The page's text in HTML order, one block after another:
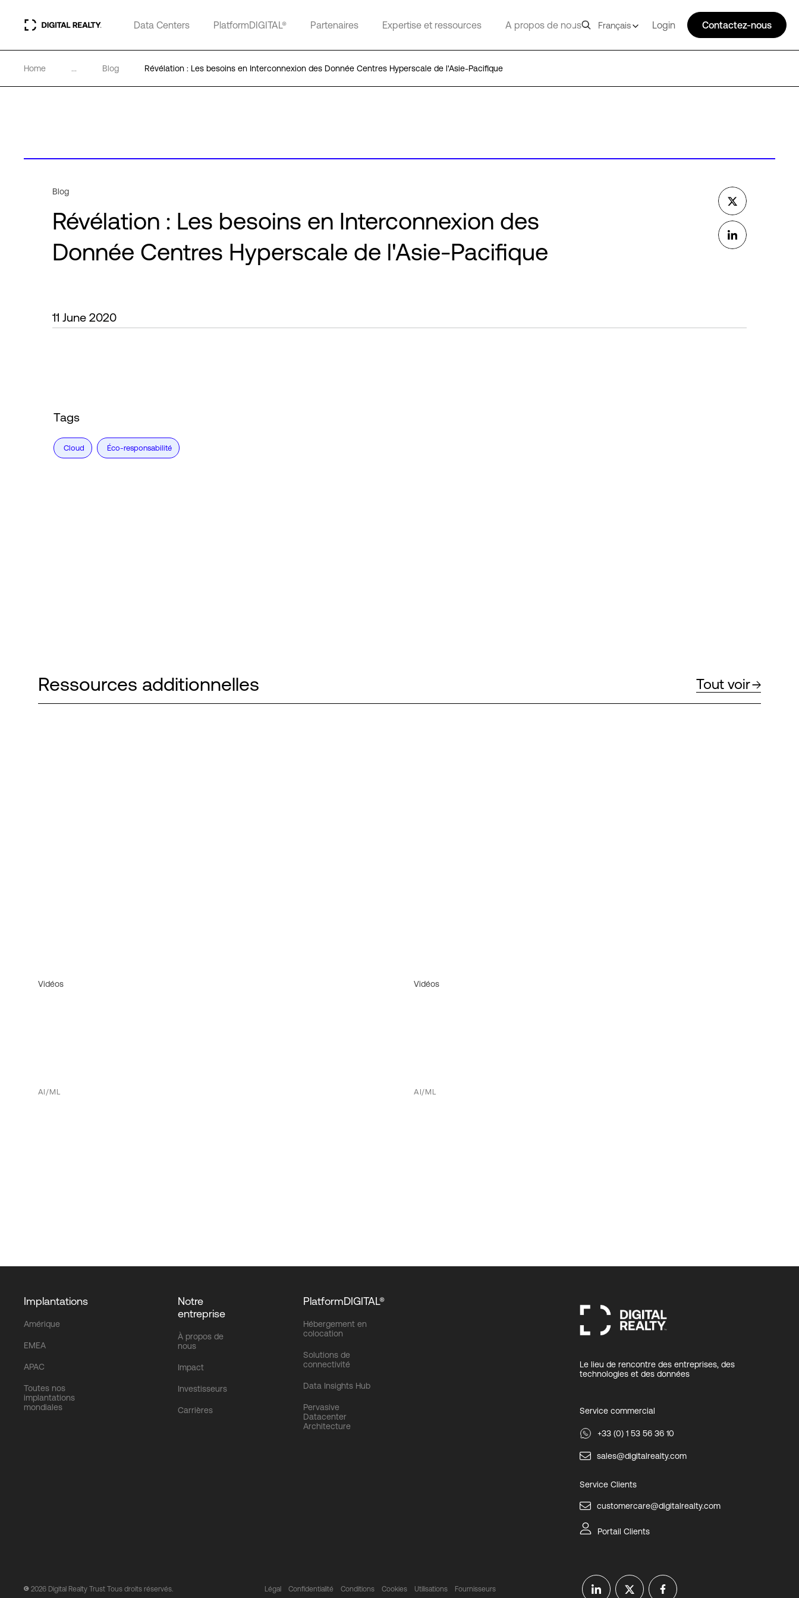
Data Centers PlatformDIGITAL® Partenaires Expertise et ressources A propos de nous Français Login Contactez-nous
Home ... Blog Révélation : Les besoins en Interconnexion des Donnée Centres Hyperscale de l'Asie-Pacifique
Blog
Révélation : Les besoins en Interconnexion des
Donnée Centres Hyperscale de l'Asie-Pacifique
11 June 2020
Tags
Cloud Éco-responsabilité
Ressources additionnelles Tout voir
Vidéos
AI/ML
Vidéos
AI/ML
Implantations
Amérique
EMEA
APAC
Toutes nos
implantations
mondiales
Notre
entreprise
À propos de
nous
Impact
Investisseurs
Carrières
PlatformDIGITAL®
Hébergement en
colocation
Solutions de
connectivité
Data Insights Hub
Pervasive
Datacenter
Architecture
Le lieu de rencontre des entreprises, des
technologies et des données
Service commercial
+33 (0) 1 53 56 36 10
sales@digitalrealty.com
Service Clients
customercare@digitalrealty.com
Portail Clients
2026 Digital Realty Trust Tous droits réservés. Légal Confidentialité Conditions Cookies Utilisations Fournisseurs